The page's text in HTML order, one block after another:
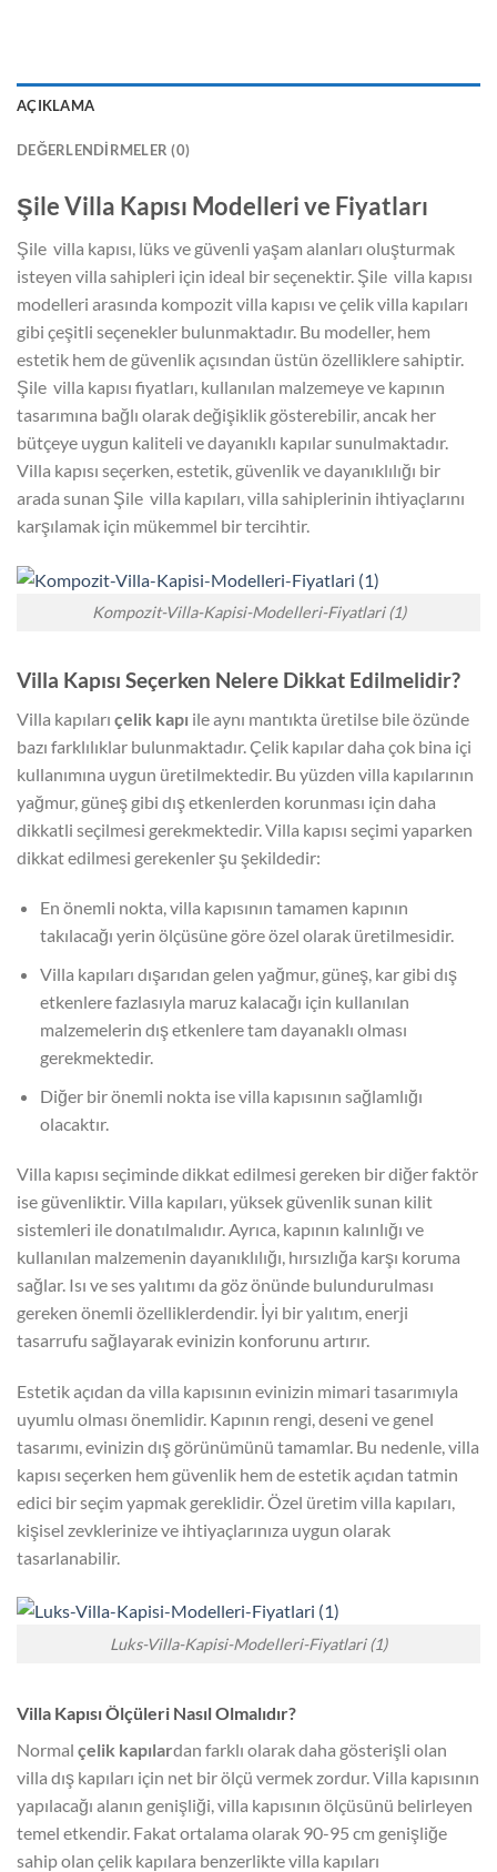
AÇIKLAMA
DEĞERLENDIRMELER (0)
Şile Villa Kapısı Modelleri ve Fiyatları
Şile villa kapısı, lüks ve güvenli yaşam alanları oluşturmak
isteyen villa sahipleri için ideal bir seçenektir. Şile villa kapısı
modelleri arasında kompozit villa kapısı ve çelik villa kapıları
gibi çeşitli seçenekler bulunmaktadır. Bu modeller, hem
estetik hem de güvenlik açısından üstün özelliklere sahiptir.
Şile villa kapısı fiyatları, kullanılan malzemeye ve kapının
tasarımına bağlı olarak değişiklik gösterebilir, ancak her
bütçeye uygun kaliteli ve dayanıklı kapılar sunulmaktadır.
Villa kapısı seçerken, estetik, güvenlik ve dayanıklılığı bir
arada sunan Şile villa kapıları, villa sahiplerinin ihtiyaçlarını
karşılamak için mükemmel bir tercihtir.
Kompozit-Villa-Kapisi-Modelleri-Fiyatlari (1)
Villa Kapısı Seçerken Nelere Dikkat Edilmelidir?
Villa kapıları çelik kapı ile aynı mantıkta üretilse bile özünde
bazı farklılıklar bulunmaktadır. Çelik kapılar daha çok bina içi
kullanımına uygun üretilmektedir. Bu yüzden villa kapılarının
yağmur, güneş gibi dış etkenlerden korunması için daha
dikkatli seçilmesi gerekmektedir. Villa kapısı seçimi yaparken
dikkat edilmesi gerekenler şu şekildedir:
En önemli nokta, villa kapısının tamamen kapının
takılacağı yerin ölçüsüne göre özel olarak üretilmesidir.
Villa kapıları dışarıdan gelen yağmur, güneş, kar gibi dış
etkenlere fazlasıyla maruz kalacağı için kullanılan
malzemelerin dış etkenlere tam dayanaklı olması
gerekmektedir.
Diğer bir önemli nokta ise villa kapısının sağlamlığı
olacaktır.
Villa kapısı seçiminde dikkat edilmesi gereken bir diğer faktör
ise güvenliktir. Villa kapıları, yüksek güvenlik sunan kilit
sistemleri ile donatılmalıdır. Ayrıca, kapının kalınlığı ve
kullanılan malzemenin dayanıklılığı, hırsızlığa karşı koruma
sağlar. Isı ve ses yalıtımı da göz önünde bulundurulması
gereken önemli özelliklerdendir. İyi bir yalıtım, enerji
tasarrufu sağlayarak evinizin konforunu artırır.
Estetik açıdan da villa kapısının evinizin mimari tasarımıyla
uyumlu olması önemlidir. Kapının rengi, deseni ve genel
tasarımı, evinizin dış görünümünü tamamlar. Bu nedenle, villa
kapısı seçerken hem güvenlik hem de estetik açıdan tatmin
edici bir seçim yapmak gereklidir. Özel üretim villa kapıları,
kişisel zevklerinize ve ihtiyaçlarınıza uygun olarak
tasarlanabilir.
Luks-Villa-Kapisi-Modelleri-Fiyatlari (1)
Villa Kapısı Ölçüleri Nasıl Olmalıdır?
Normal çelik kapılardan farklı olarak daha gösterişli olan
villa dış kapıları için net bir ölçü vermek zordur. Villa kapısının
yapılacağı alanın genişliği, villa kapısının ölçüsünü belirleyen
temel etkendir. Fakat ortalama olarak 90-95 cm genişliğe
sahip olan çelik kapılara benzerlikte villa kapıları